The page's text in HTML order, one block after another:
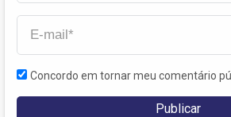
Concordo em tornar meu comentário